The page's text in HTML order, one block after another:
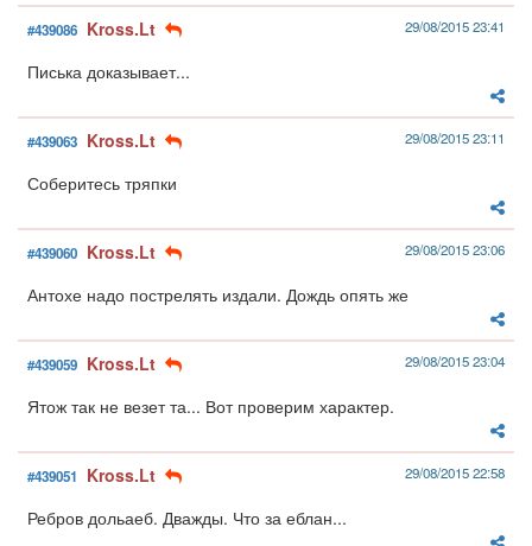
#439086 Kross.Lt 29/08/2015 23:41
Писька доказывает...
#439063 Kross.Lt 29/08/2015 23:11
Соберитесь тряпки
#439060 Kross.Lt 29/08/2015 23:06
Антохе надо пострелять издали. Дождь опять же
#439059 Kross.Lt 29/08/2015 23:04
Ятож так не везет та... Вот проверим характер.
#439051 Kross.Lt 29/08/2015 22:58
Ребров дольаеб. Дважды. Что за еблан...